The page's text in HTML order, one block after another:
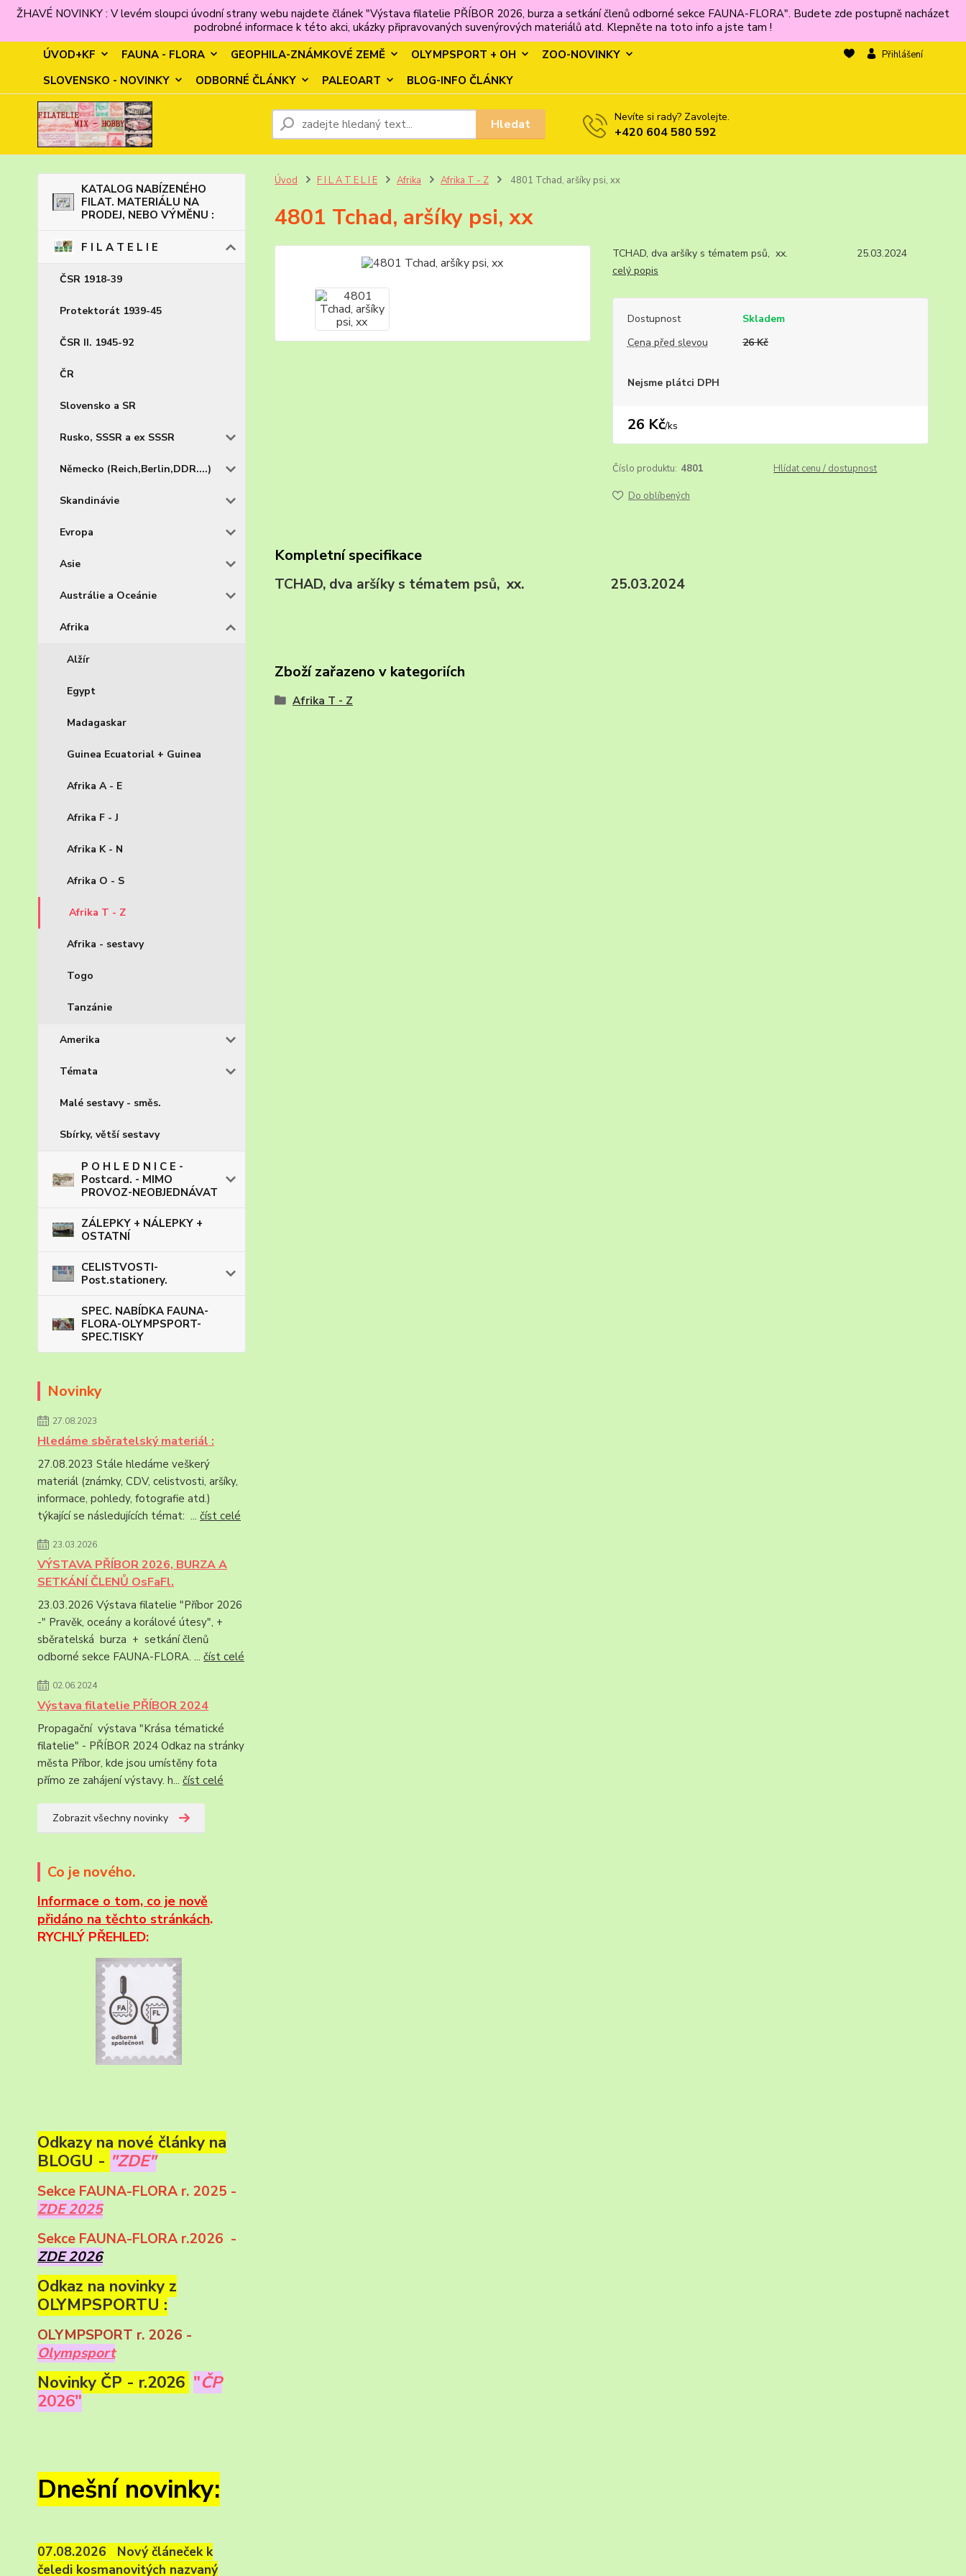
ŽHAVÉ NOVINKY : V levém sloupci úvodní strany webu najdete článek "Výstava filatelie PŘÍBOR 2026, burza a setkání členů odborné sekce FAUNA-FLORA". Budete zde postupně nacházet
podrobné informace k této akci, ukázky připravovaných suvenýrových materiálů atd. Klepněte na toto info a jste tam !
ÚVOD+KF
FAUNA - FLORA GEOPHILA-ZNÁMKOVÉ ZEMĚ OLYMPSPORT + OH
ZOO-NOVINKY
SLOVENSKO - NOVINKY
ODBORNÉ ČLÁNKY PALEOART BLOG-INFO ČLÁNKY
Přihlášení
Hledat Nevíte si rady? Zavolejte.
+420 604 580 592
KATALOG NABÍZENÉHO
FILAT. MATERIÁLU NA
PRODEJ, NEBO VÝMĚNU :
F I L A T E L I E
ČSR 1918-39
Protektorát 1939-45
ČSR II. 1945-92
ČR
Slovensko a SR
Rusko, SSSR a ex SSSR
Německo (Reich,Berlin,DDR....)
Skandinávie
Evropa
Asie
Austrálie a Oceánie
Afrika
Alžír
Egypt
Madagaskar
Guinea Ecuatorial + Guinea
Afrika A - E
Afrika F - J
Afrika K - N
Afrika O - S
Afrika T - Z
Afrika - sestavy
Togo
Tanzánie
Amerika
Témata
Malé sestavy - směs.
Sbírky, větší sestavy
P O H L E D N I C E -
Postcard. - MIMO
PROVOZ-NEOBJEDNÁVAT
ZÁLEPKY + NÁLEPKY +
OSTATNÍ
CELISTVOSTI-
Post.stationery.
SPEC. NABÍDKA FAUNA-
FLORA-OLYMPSPORT-
SPEC.TISKY
Novinky
27.08.2023
Hledáme sběratelský materiál :
27.08.2023 Stále hledáme veškerý
materiál (známky, CDV, celistvosti, aršíky,
informace, pohledy, fotografie atd.)
týkající se následujících témat: ... číst celé
23.03.2026
VÝSTAVA PŘÍBOR 2026, BURZA A
SETKÁNÍ ČLENŮ OsFaFl.
23.03.2026 Výstava filatelie "Příbor 2026
-" Pravěk, oceány a korálové útesy", +
sběratelská burza + setkání členů
odborné sekce FAUNA-FLORA. ... číst celé
02.06.2024
Výstava filatelie PŘÍBOR 2024
Propagační výstava "Krása tématické
filatelie" - PŘÍBOR 2024 Odkaz na stránky
města Příbor, kde jsou umístěny fota
přímo ze zahájení výstavy. h... číst celé
Zobrazit všechny novinky
Co je nového.
Informace o tom, co je nově
přidáno na těchto stránkách.
RYCHLÝ PŘEHLED:
Odkazy na nové články na
BLOGU - "ZDE"
Sekce FAUNA-FLORA r. 2025 -
ZDE 2025
Sekce FAUNA-FLORA r.2026 -
ZDE 2026
Odkaz na novinky z
OLYMPSPORTU :
OLYMPSPORT r. 2026 -
Olympsport
Novinky ČP - r.2026 "ČP
2026"
Dnešní novinky:
07.08.2026 Nový článeček k
čeledi kosmanovitých nazvaný
Úvod F I L A T E L I E Afrika Afrika T - Z 4801 Tchad, aršíky psi, xx
4801 Tchad, aršíky psi, xx
TCHAD, dva aršíky s tématem psů, xx. 25.03.2024
celý popis
Dostupnost
Skladem
Cena před slevou
26 Kč
Nejsme plátci DPH
26 Kč/ks
Číslo produktu: 4801 Hlídat cenu / dostupnost
Do oblíbených
Kompletní specifikace
TCHAD, dva aršíky s tématem psů, xx. 25.03.2024
Zboží zařazeno v kategoriích
Afrika T - Z